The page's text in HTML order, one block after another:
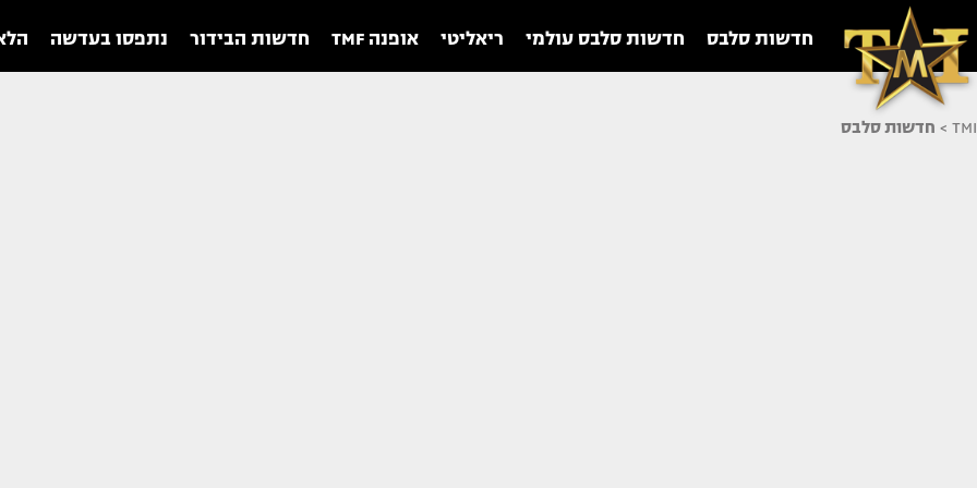
חדשות סלבס חדשות סלבס עולמי ריאליטי אופנה TMF חדשות הבידור נתפסו בעדשה
TMI
> חדשות סלבס